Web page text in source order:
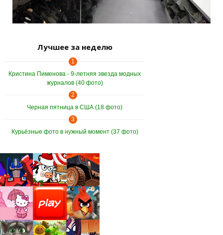
Лучшее за неделю
1
Кристина Пименова - 9-летняя звезда модных
журналов (40 фото)
2
Черная пятница в США (18 фото)
3
Курьёзные фото в нужный момент (37 фото)